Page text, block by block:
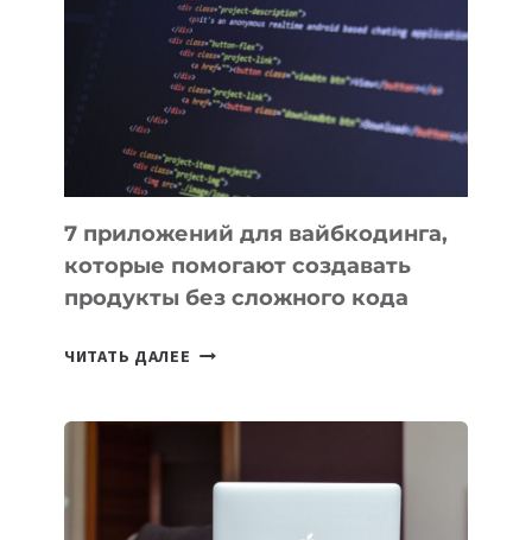
ИНСТРУМЕНТОВ
ДЛЯ
РАБОТЫ
7 приложений для вайбкодинга,
которые помогают создавать
продукты без сложного кода
ЧИТАТЬ ДАЛЕЕ
СОЗДАВАТЬ